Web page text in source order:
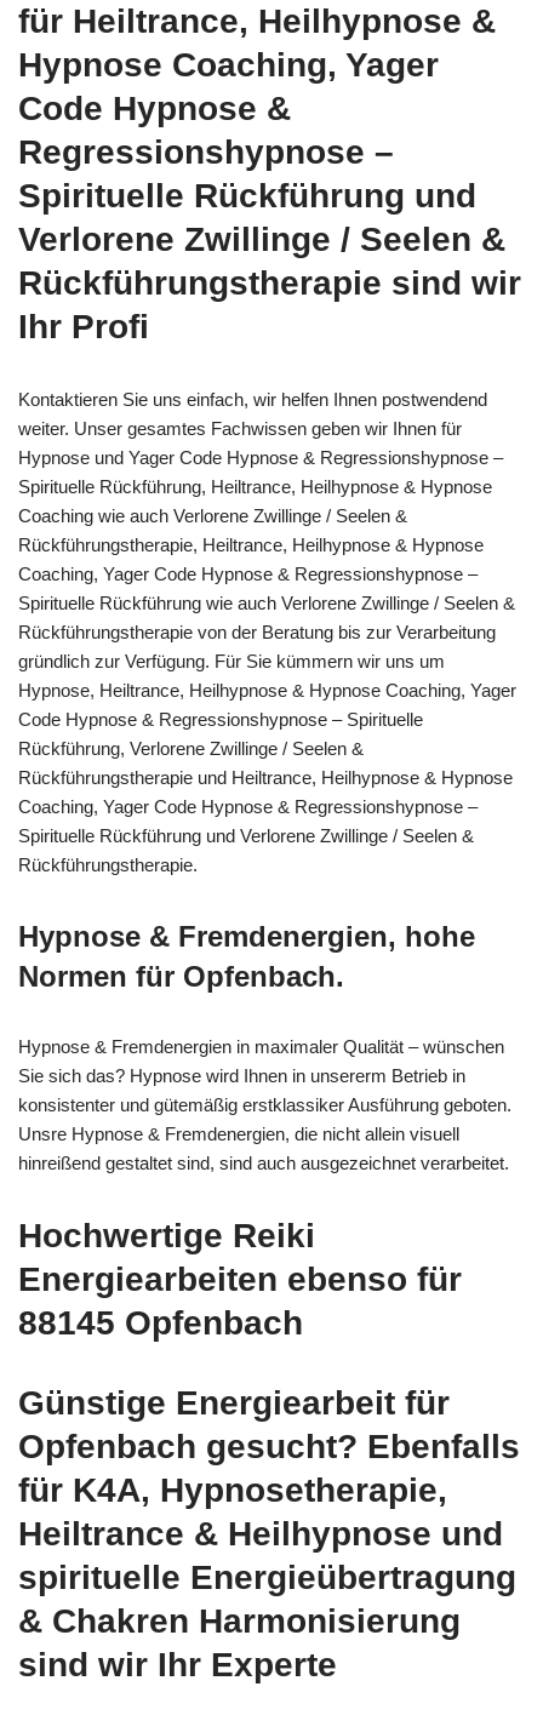
für Heiltrance, Heilhypnose &
Hypnose Coaching, Yager
Code Hypnose &
Regressionshypnose –
Spirituelle Rückführung und
Verlorene Zwillinge / Seelen &
Rückführungstherapie sind wir
Ihr Profi
Kontaktieren Sie uns einfach, wir helfen Ihnen postwendend
weiter. Unser gesamtes Fachwissen geben wir Ihnen für
Hypnose und Yager Code Hypnose & Regressionshypnose –
Spirituelle Rückführung, Heiltrance, Heilhypnose & Hypnose
Coaching wie auch Verlorene Zwillinge / Seelen &
Rückführungstherapie, Heiltrance, Heilhypnose & Hypnose
Coaching, Yager Code Hypnose & Regressionshypnose –
Spirituelle Rückführung wie auch Verlorene Zwillinge / Seelen &
Rückführungstherapie von der Beratung bis zur Verarbeitung
gründlich zur Verfügung. Für Sie kümmern wir uns um
Hypnose, Heiltrance, Heilhypnose & Hypnose Coaching, Yager
Code Hypnose & Regressionshypnose – Spirituelle
Rückführung, Verlorene Zwillinge / Seelen &
Rückführungstherapie und Heiltrance, Heilhypnose & Hypnose
Coaching, Yager Code Hypnose & Regressionshypnose –
Spirituelle Rückführung und Verlorene Zwillinge / Seelen &
Rückführungstherapie.
Hypnose & Fremdenergien, hohe
Normen für Opfenbach.
Hypnose & Fremdenergien in maximaler Qualität – wünschen
Sie sich das? Hypnose wird Ihnen in unsererm Betrieb in
konsistenter und gütemäßig erstklassiker Ausführung geboten.
Unsre Hypnose & Fremdenergien, die nicht allein visuell
hinreißend gestaltet sind, sind auch ausgezeichnet verarbeitet.
Hochwertige Reiki
Energiearbeiten ebenso für
88145 Opfenbach
Günstige Energiearbeit für
Opfenbach gesucht? Ebenfalls
für K4A, Hypnosetherapie,
Heiltrance & Heilhypnose und
spirituelle Energieübertragung
& Chakren Harmonisierung
sind wir Ihr Experte